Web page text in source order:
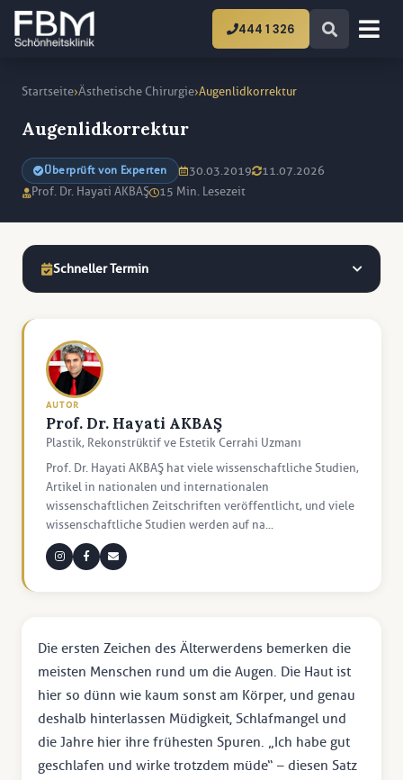
444 1 326
Startseite›Ästhetische Chirurgie›Augenlidkorrektur
Augenlidkorrektur
Überprüft von Experten 30.03.2019
11.07.2026
Prof. Dr. Hayati AKBAŞ
15 Min. Lesezeit
Schneller Termin
AUTOR
Prof. Dr. Hayati AKBAŞ
Plastik, Rekonstrüktif ve Estetik Cerrahi Uzmanı
Prof. Dr. Hayati AKBAŞ hat viele wissenschaftliche Studien,
Artikel in nationalen und internationalen
wissenschaftlichen Zeitschriften veröffentlicht, und viele
wissenschaftliche Studien werden auf na...
Die ersten Zeichen des Älterwerdens bemerken die
meisten Menschen rund um die Augen. Die Haut ist
hier so dünn wie kaum sonst am Körper, und genau
deshalb hinterlassen Müdigkeit, Schlafmangel und
die Jahre hier ihre frühesten Spuren. „Ich habe gut
geschlafen und wirke trotzdem müde“ – diesen Satz